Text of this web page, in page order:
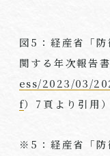
図5 ：経産省「
関する年次報告
ess/2023/03/
f） 7 頁より引用）
※ 5 ：経産省「